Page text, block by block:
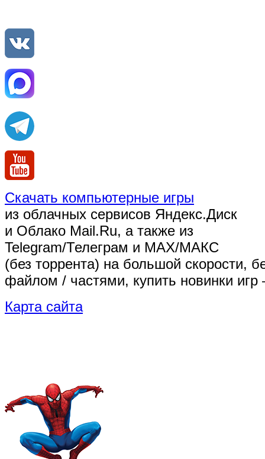
Скачать компьютерные игры
из облачных сервисов Яндекс.Диск
и Облако Mail.Ru, а также из
Telegram/Телеграм и MAX/МАКС
(без торрента) на большой скорости,
файлом / частями, купить новинки
Карта сайта